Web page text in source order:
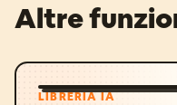
Altre
LIBRERIA IA